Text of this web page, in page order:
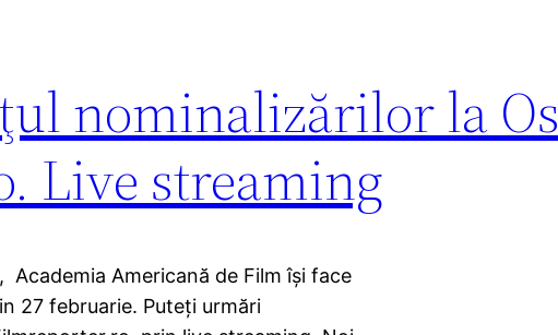
nominalizărilor la
Live streaming
Academia Americană de Film îşi face
27 februarie. Puteţi urmări